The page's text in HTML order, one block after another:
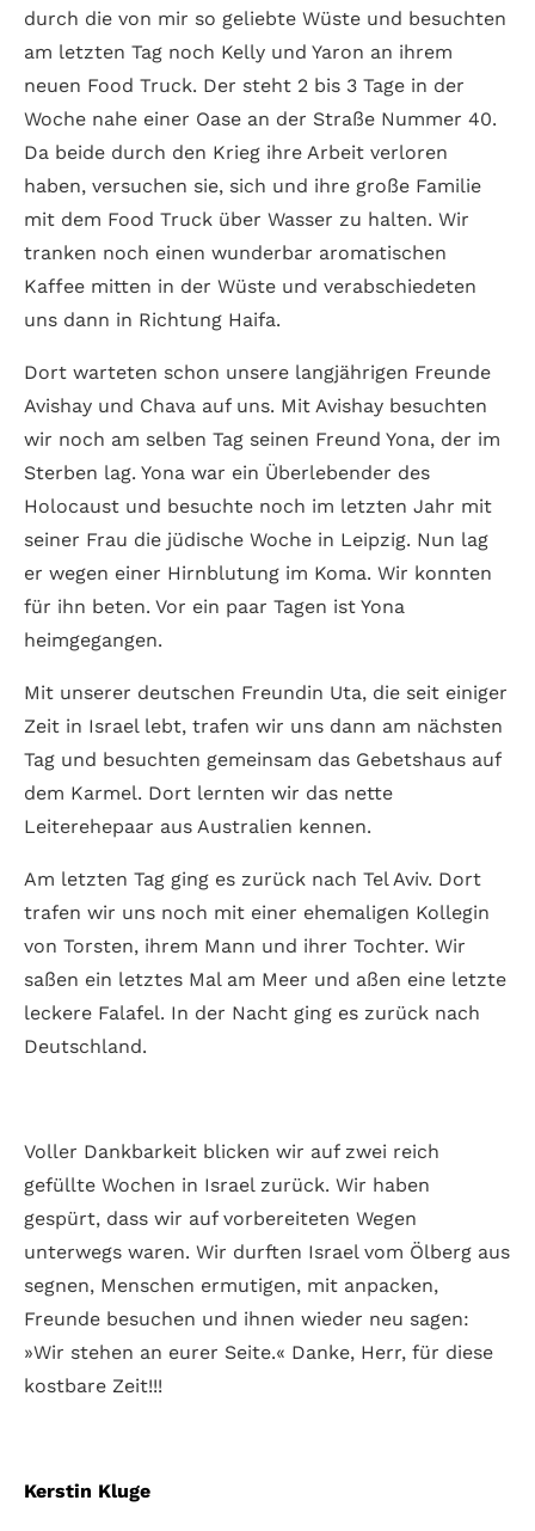
durch die von mir so geliebte Wüste und besuchten
am letzten Tag noch Kelly und Yaron an ihrem
neuen Food Truck. Der steht 2 bis 3 Tage in der
Woche nahe einer Oase an der Straße Nummer 40.
Da beide durch den Krieg ihre Arbeit verloren
haben, versuchen sie, sich und ihre große Familie
mit dem Food Truck über Wasser zu halten. Wir
tranken noch einen wunderbar aromatischen
Kaffee mitten in der Wüste und verabschiedeten
uns dann in Richtung Haifa.
Dort warteten schon unsere langjährigen Freunde
Avishay und Chava auf uns. Mit Avishay besuchten
wir noch am selben Tag seinen Freund Yona, der im
Sterben lag. Yona war ein Überlebender des
Holocaust und besuchte noch im letzten Jahr mit
seiner Frau die jüdische Woche in Leipzig. Nun lag
er wegen einer Hirnblutung im Koma. Wir konnten
für ihn beten. Vor ein paar Tagen ist Yona
heimgegangen.
Mit unserer deutschen Freundin Uta, die seit einiger
Zeit in Israel lebt, trafen wir uns dann am nächsten
Tag und besuchten gemeinsam das Gebetshaus auf
dem Karmel. Dort lernten wir das nette
Leiterehepaar aus Australien kennen.
Am letzten Tag ging es zurück nach Tel Aviv. Dort
trafen wir uns noch mit einer ehemaligen Kollegin
von Torsten, ihrem Mann und ihrer Tochter. Wir
saßen ein letztes Mal am Meer und aßen eine letzte
leckere Falafel. In der Nacht ging es zurück nach
Deutschland.
Voller Dankbarkeit blicken wir auf zwei reich
gefüllte Wochen in Israel zurück. Wir haben
gespürt, dass wir auf vorbereiteten Wegen
unterwegs waren. Wir durften Israel vom Ölberg aus
segnen, Menschen ermutigen, mit anpacken,
Freunde besuchen und ihnen wieder neu sagen:
»Wir stehen an eurer Seite.« Danke, Herr, für diese
kostbare Zeit!!!
Kerstin Kluge